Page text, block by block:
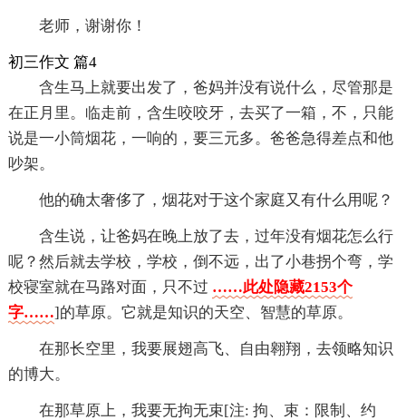
老师，谢谢你！
初三作文 篇4
含生马上就要出发了，爸妈并没有说什么，尽管那是
在正月里。临走前，含生咬咬牙，去买了一箱，不，只能
说是一小筒烟花，一响的，要三元多。爸爸急得差点和他
吵架。
他的确太奢侈了，烟花对于这个家庭又有什么用呢？
含生说，让爸妈在晚上放了去，过年没有烟花怎么行
呢？然后就去学校，学校，倒不远，出了小巷拐个弯，学
校寝室就在马路对面，只不过 ……此处隐藏2153个
字……]的草原。它就是知识的天空、智慧的草原。
在那长空里，我要展翅高飞、自由翱翔，去领略知识
的博大。
在那草原上，我要无拘无束[注: 拘、束：限制、约